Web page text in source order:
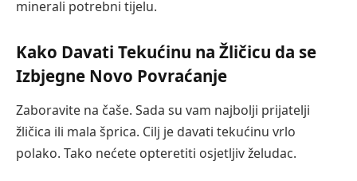
minerali potrebni tijelu.
Kako Davati Tekućinu na Žličicu da se
Izbjegne Novo Povraćanje
Zaboravite na čaše. Sada su vam najbolji prijatelji
žličica ili mala šprica. Cilj je davati tekućinu vrlo
polako. Tako nećete opteretiti osjetljiv želudac.